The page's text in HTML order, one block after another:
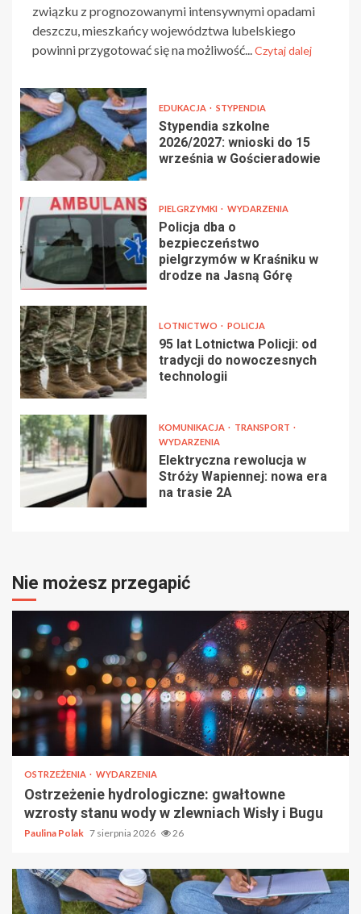
związku z prognozowanymi intensywnymi opadami
deszczu, mieszkańcy województwa lubelskiego
powinni przygotować się na możliwość... Czytaj dalej
EDUKACJA STYPENDIA
Stypendia szkolne
2026/2027: wnioski do 15
września w Gościeradowie
PIELGRZYMKI WYDARZENIA
Policja dba o
bezpieczeństwo
pielgrzymów w Kraśniku w
drodze na Jasną Górę
LOTNICTWO POLICJA
95 lat Lotnictwa Policji: od
tradycji do nowoczesnych
technologii
KOMUNIKACJA
TRANSPORT
WYDARZENIA
Elektryczna rewolucja w
Stróży Wapiennej: nowa era
na trasie 2A
Nie możesz przegapić
OSTRZEŻENIA WYDARZENIA
Ostrzeżenie hydrologiczne: gwałtowne
wzrosty stanu wody w zlewniach Wisły i Bugu
Paulina Polak 7 sierpnia 2026 26